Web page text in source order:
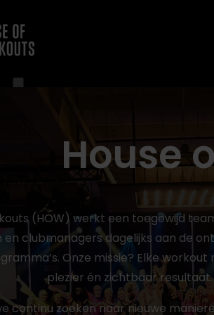
Bekijk alle workouts
Finder
Instructeur worden
House
(HOW) werkt een toegewijd
clubmanagers dagelijks aan de
Onze missie? Elke
plezier én zichtbaar resultaat.
continu zoeken naar nieuwe